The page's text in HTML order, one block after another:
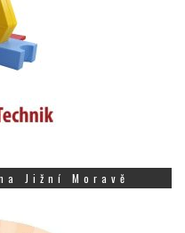
Jižní Moravě